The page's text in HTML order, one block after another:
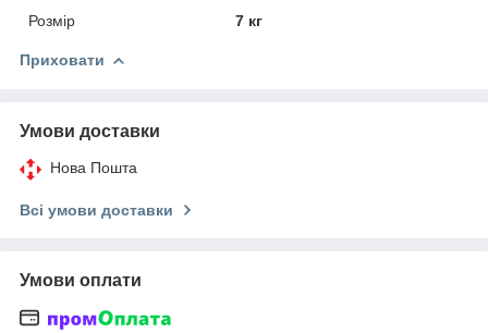
Розмір
7 кг
Приховати
Умови доставки
Нова Пошта
Всі умови доставки
Умови оплати